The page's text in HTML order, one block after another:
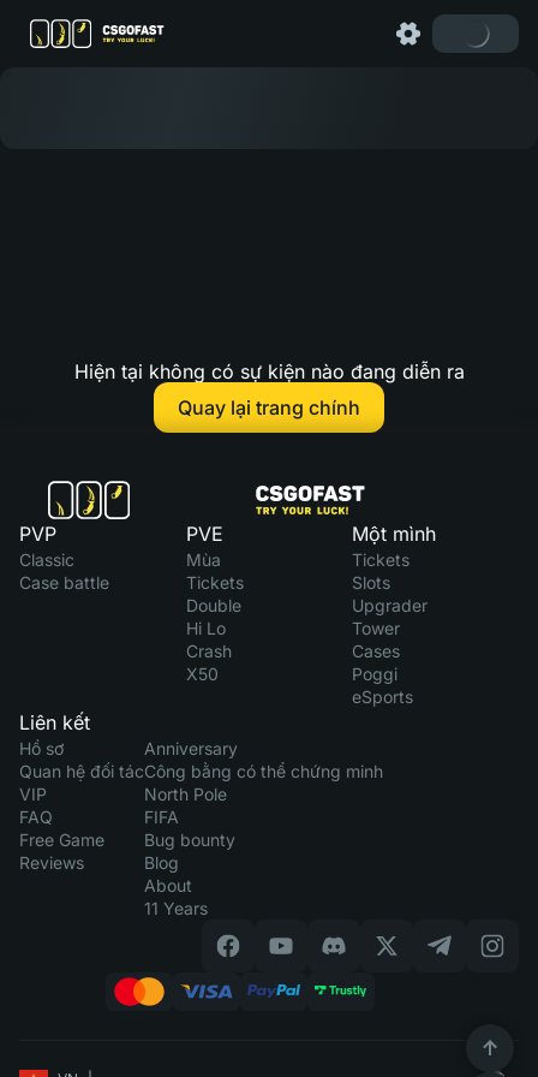
Hiện tại không có sự kiện nào đang diễn ra
Quay lại trang chính
PVP
Classic
Case battle
PVE
Mùa
Tickets
Double
Hi Lo
Crash
X50
Một mình
Tickets
Slots
Upgrader
Tower
Cases
Poggi
eSports
Liên kết
Hồ sơ
Quan hệ đối tác
VIP
FAQ
Free Game
Reviews
Anniversary
Công bằng có thể chứng minh
North Pole
FIFA
Bug bounty
Blog
About
11 Years